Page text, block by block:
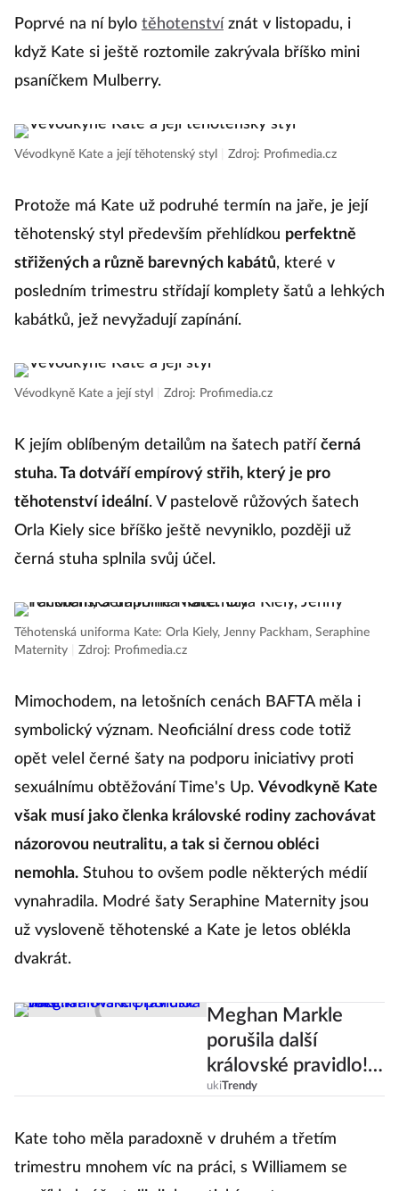
Poprvé na ní bylo těhotenství znát v listopadu, i
když Kate si ještě roztomile zakrývala bříško mini
psaníčkem Mulberry.
Vévodkyně Kate a její těhotenský styl Zdroj: Profimedia.cz
Protože má Kate už podruhé termín na jaře, je její
těhotenský styl především přehlídkou perfektně
střižených a různě barevných kabátů, které v
posledním trimestru střídají komplety šatů a lehkých
kabátků, jež nevyžadují zapínání.
Vévodkyně Kate a její styl Zdroj: Profimedia.cz
K jejím oblíbeným detailům na šatech patří černá
stuha. Ta dotváří empírový střih, který je pro
těhotenství ideální. V pastelově růžových šatech
Orla Kiely sice bříško ještě nevyniklo, později už
černá stuha splnila svůj účel.
Těhotenská uniforma Kate: Orla Kiely, Jenny Packham, Seraphine
Maternity
Zdroj: Profimedia.cz
Mimochodem, na letošních cenách BAFTA měla i
symbolický význam. Neoficiální dress code totiž
opět velel černé šaty na podporu iniciativy proti
sexuálnímu obtěžování Time's Up. Vévodkyně Kate
však musí jako členka královské rodiny zachovávat
názorovou neutralitu, a tak si černou obléci
nemohla. Stuhou to ovšem podle některých médií
vynahradila. Modré šaty Seraphine Maternity jsou
už vysloveně těhotenské a Kate je letos oblékla
dvakrát.
Meghan Markle
porušila další
královské pravidlo!
Jaké?
ukiTrendy
Kate toho měla paradoxně v druhém a třetím
trimestru mnohem víc na práci, s Williamem se